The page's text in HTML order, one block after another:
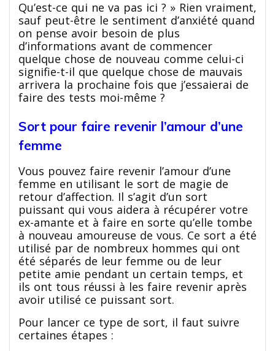
Qu’est-ce qui ne va pas ici ? » Rien vraiment,
sauf peut-être le sentiment d’anxiété quand
on pense avoir besoin de plus
d’informations avant de commencer
quelque chose de nouveau comme celui-ci
signifie-t-il que quelque chose de mauvais
arrivera la prochaine fois que j’essaierai de
faire des tests moi-même ?
Sort pour faire revenir l’amour d’une
femme
Vous pouvez faire revenir l’amour d’une
femme en utilisant le sort de magie de
retour d’affection. Il s’agit d’un sort
puissant qui vous aidera à récupérer votre
ex-amante et à faire en sorte qu’elle tombe
à nouveau amoureuse de vous. Ce sort a été
utilisé par de nombreux hommes qui ont
été séparés de leur femme ou de leur
petite amie pendant un certain temps, et
ils ont tous réussi à les faire revenir après
avoir utilisé ce puissant sort.
Pour lancer ce type de sort, il faut suivre
certaines étapes :